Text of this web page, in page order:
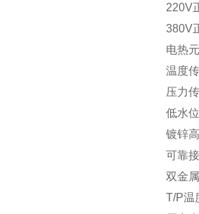
220V
380V
电热
温度
压力
低水
镀锌
可靠
双金
T/P温